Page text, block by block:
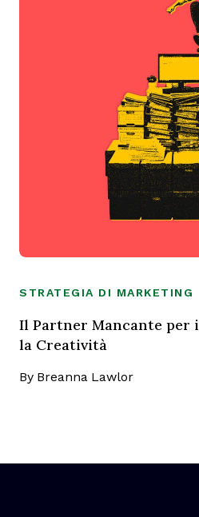
STRATEGIA DI MARKETING
Il Partner Mancante per
la Creatività
By Breanna Lawlor